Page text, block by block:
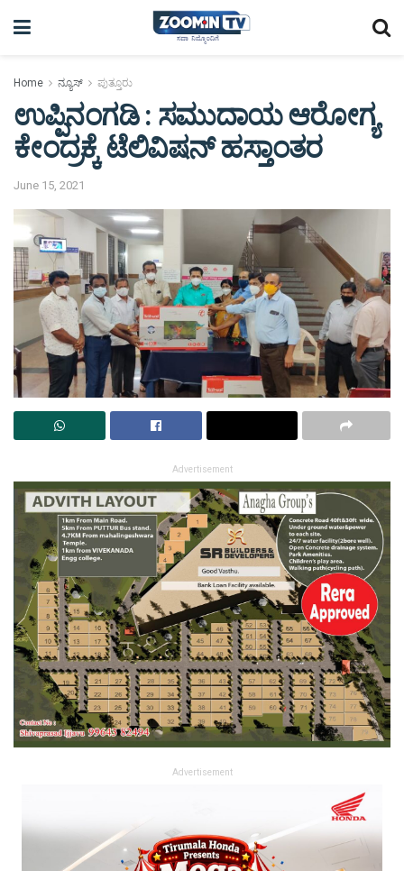
Home ನ್ಯೂಸ್ ಪುತ್ತೂರು
ಉಪ್ಪಿನಂಗಡಿ : ಸಮುದಾಯ ಆರೋಗ್ಯ
ಕೇಂದ್ರಕ್ಕೆ ಟೆಲಿವಿಷನ್ ಹಸ್ತಾಂತರ
June 15, 2021
Advertisement
Advertisement